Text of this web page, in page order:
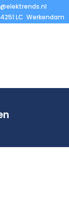
LC Werkendam